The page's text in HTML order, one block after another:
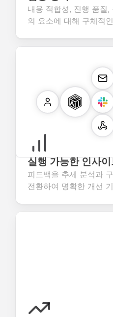
내용 적합성, 진행 품질
의 요소에 대해 구체적
실행 가능한 인사
피드백을 추세 분석과
전환하여 명확한 개선